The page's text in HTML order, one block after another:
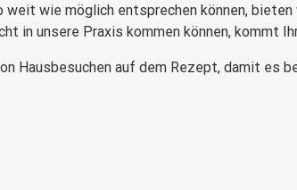
wie möglich entsprechen können, bieten
in unsere Praxis kommen können, kommt
Hausbesuchen auf dem Rezept, damit es